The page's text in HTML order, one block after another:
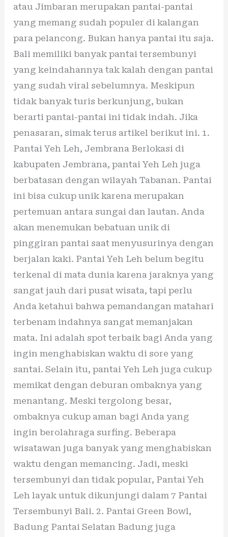
atau Jimbaran merupakan pantai-pantai
yang memang sudah populer di kalangan
para pelancong. Bukan hanya pantai itu saja.
Bali memiliki banyak pantai tersembunyi
yang keindahannya tak kalah dengan pantai
yang sudah viral sebelumnya. Meskipun
tidak banyak turis berkunjung, bukan
berarti pantai-pantai ini tidak indah. Jika
penasaran, simak terus artikel berikut ini. 1.
Pantai Yeh Leh, Jembrana Berlokasi di
kabupaten Jembrana, pantai Yeh Leh juga
berbatasan dengan wilayah Tabanan. Pantai
ini bisa cukup unik karena merupakan
pertemuan antara sungai dan lautan. Anda
akan menemukan bebatuan unik di
pinggiran pantai saat menyusurinya dengan
berjalan kaki. Pantai Yeh Leh belum begitu
terkenal di mata dunia karena jaraknya yang
sangat jauh dari pusat wisata, tapi perlu
Anda ketahui bahwa pemandangan matahari
terbenam indahnya sangat memanjakan
mata. Ini adalah spot terbaik bagi Anda yang
ingin menghabiskan waktu di sore yang
santai. Selain itu, pantai Yeh Leh juga cukup
memikat dengan deburan ombaknya yang
menantang. Meski tergolong besar,
ombaknya cukup aman bagi Anda yang
ingin berolahraga surfing. Beberapa
wisatawan juga banyak yang menghabiskan
waktu dengan memancing. Jadi, meski
tersembunyi dan tidak popular, Pantai Yeh
Leh layak untuk dikunjungi dalam 7 Pantai
Tersembunyi Bali. 2. Pantai Green Bowl,
Badung Pantai Selatan Badung juga